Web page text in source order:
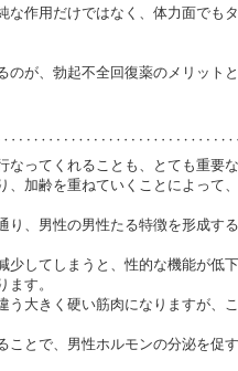
作用だけではなく、体力面でも
が、勃起不全回復薬のメリットと
ってくれることも、とても重要
加齢を重ねていくことによって
、男性の男性たる特徴を形成す
少してしまうと、性的な機能が低
す。
大きく硬い筋肉になりますが、
ことで、男性ホルモンの分泌を促